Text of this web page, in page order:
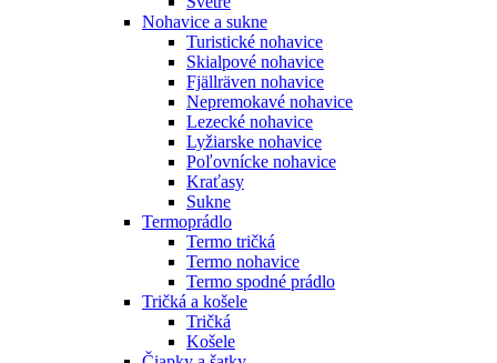
Nohavice a sukne
Turistické nohavice
Skialpové nohavice
Fjällräven nohavice
Nepremokavé nohavice
Lezecké nohavice
Lyžiarske nohavice
Poľovnícke nohavice
Kraťasy
Sukne
Termoprádlo
Termo tričká
Termo nohavice
Termo spodné prádlo
Tričká a košele
Tričká
Košele